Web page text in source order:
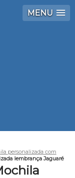
MENU
personalizada com
lembrança Jaguaré